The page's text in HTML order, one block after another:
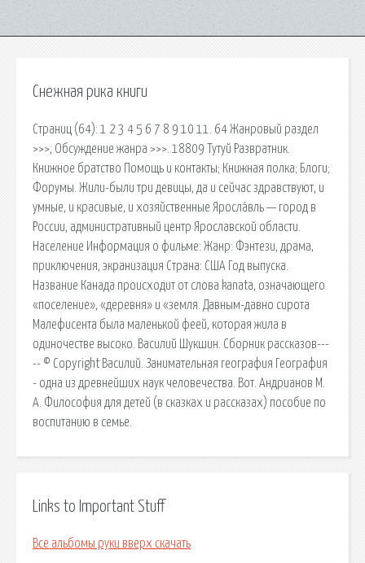
Снежная рика книги
Страниц (64): 1 2 3 4 5 6 7 8 9 10 11. 64 Жанровый раздел
>>>, Обсуждение жанра >>>. 18809 Тутуй Развратник.
Книжное братство Помощь и контакты; Книжная полка; Блоги;
Форумы. Жили-были три девицы, да и сейчас здравствуют, и
умные, и красивые, и хозяйственные Яросла́вль — город в
России, административный центр Ярославской области.
Население Информация о фильме: Жанр: Фэнтези, драма,
приключения, экранизация Страна: США Год выпуска.
Название Канада происходит от слова kanata, означающего
«поселение», «деревня» и «земля. Давным-давно сирота
Малефисента была маленькой феей, которая жила в
одиночестве высоко. Василий Шукшин. Сборник рассказов---
-- © Copyright Василий. Занимательная география География
- одна из древнейших наук человечества. Вот. Андрианов М.
А. Философия для детей (в сказках и рассказах) пособие по
воспитанию в семье.
Links to Important Stuff
Все альбомы руки вверх скачать